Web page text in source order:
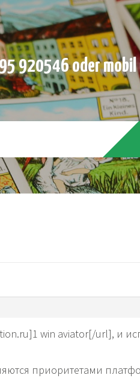
920546 oder
win aviator[/url], и
приоритетами